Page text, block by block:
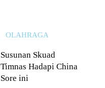
OLAHRAGA
Susunan Skuad
Timnas Hadapi China
Sore ini